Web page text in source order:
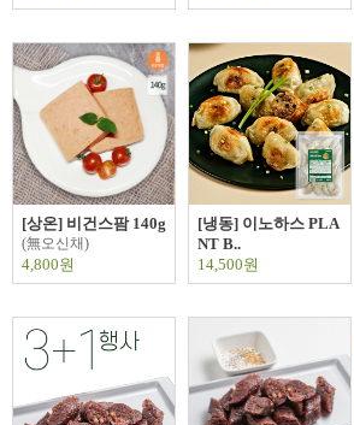
[상온] 비건스팜 140g
(無오신채)
4,800원
[냉동] 이노하스 PLA
NT B..
14,500원